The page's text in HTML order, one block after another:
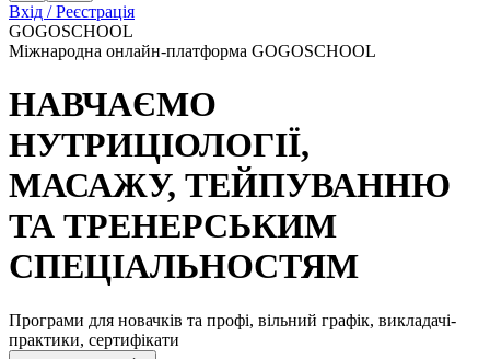
Вхід / Реєстрація
GOGOSCHOOL
Міжнародна онлайн-платформа GOGOSCHOOL
НАВЧАЄМО
НУТРИЦІОЛОГІЇ,
МАСАЖУ, ТЕЙПУВАННЮ
ТА ТРЕНЕРСЬКИМ
СПЕЦІАЛЬНОСТЯМ
Програми для новачків та профі, вільний графік, викладачі-
практики, сертифікати